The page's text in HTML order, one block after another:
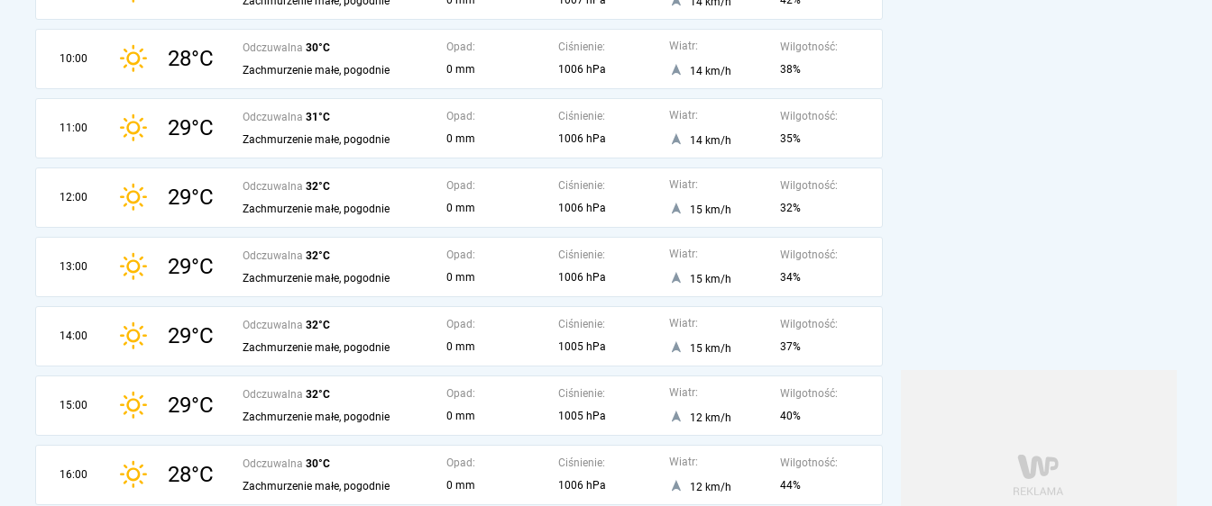
10:00 28°C Odczuwalna 30°C
Zachmurzenie małe, pogodnie
Opad:
0 mm
Ciśnienie:
1006 hPa
Wiatr:
14 km/h
Wilgotność:
38%
11:00 29°C Odczuwalna 31°C
Zachmurzenie małe, pogodnie
Opad:
0 mm
Ciśnienie:
1006 hPa
Wiatr:
14 km/h
Wilgotność:
35%
12:00 29°C Odczuwalna 32°C
Zachmurzenie małe, pogodnie
Opad:
0 mm
Ciśnienie:
1006 hPa
Wiatr:
15 km/h
Wilgotność:
32%
13:00 29°C Odczuwalna 32°C
Zachmurzenie małe, pogodnie
Opad:
0 mm
Ciśnienie:
1006 hPa
Wiatr:
15 km/h
Wilgotność:
34%
14:00 29°C Odczuwalna 32°C
Zachmurzenie małe, pogodnie
Opad:
0 mm
Ciśnienie:
1005 hPa
Wiatr:
15 km/h
Wilgotność:
37%
15:00 29°C Odczuwalna 32°C
Zachmurzenie małe, pogodnie
Opad:
0 mm
Ciśnienie:
1005 hPa
Wiatr:
12 km/h
Wilgotność:
40%
16:00 28°C Odczuwalna 30°C
Zachmurzenie małe, pogodnie
Opad:
0 mm
Ciśnienie:
1006 hPa
Wiatr:
12 km/h
Wilgotność:
44%